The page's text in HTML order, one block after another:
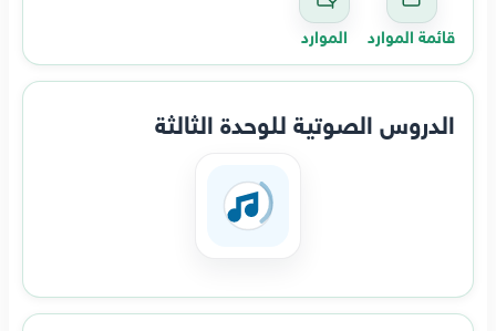
قائمة الموارد الموارد
الدروس الصوتية للوحدة الثالثة